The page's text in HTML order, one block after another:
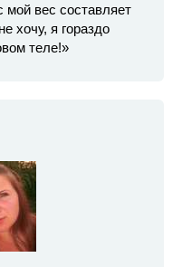
мой вес составляет
хочу, я гораздо
теле!»